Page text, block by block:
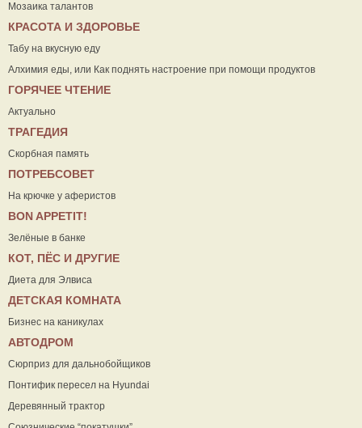
Мозаика талантов
КРАСОТА И ЗДОРОВЬЕ
Табу на вкусную еду
Алхимия еды, или Как поднять настроение при помощи продуктов
ГОРЯЧЕЕ ЧТЕНИЕ
Актуально
ТРАГЕДИЯ
Скорбная память
ПОТРЕБСОВЕТ
На крючке у аферистов
ВON APPETIT!
Зелёные в банке
КОТ, ПЁС И ДРУГИЕ
Диета для Элвиса
ДЕТСКАЯ КОМНАТА
Бизнес на каникулах
АВТОДРОМ
Сюрприз для дальнобойщиков
Понтифик пересел на Hyundai
Деревянный трактор